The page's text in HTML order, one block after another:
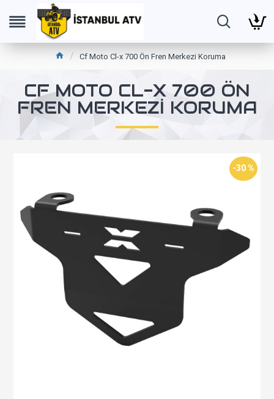
Cf Moto Cl-x 700 Ön Fren Merkezi Koruma
CF MOTO CL-X 700 ÖN
FREN MERKEZI KORUMA
-30 %